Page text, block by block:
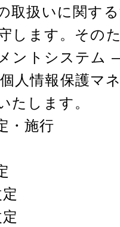
取扱いに関す
します。その
ントシステム
人情報保護マ
たします。
・施行